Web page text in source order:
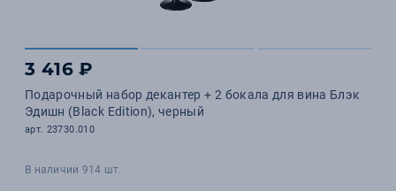
3 416 ₽
Подарочный набор декантер + 2 бокала для вина Блэк
Эдишн (Black Edition), черный
арт. 23730.010
В наличии 914 шт.